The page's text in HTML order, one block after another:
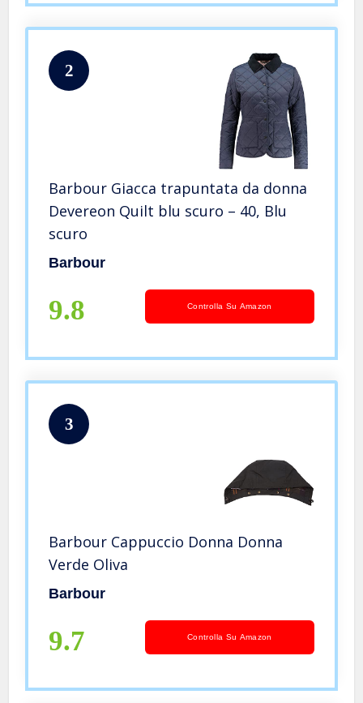
2
Barbour Giacca trapuntata da donna
Devereon Quilt blu scuro – 40, Blu
scuro
Barbour
9.8 Controlla Su Amazon
3
Barbour Cappuccio Donna Donna
Verde Oliva
Barbour
9.7 Controlla Su Amazon